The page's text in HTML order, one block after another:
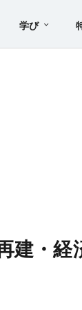
学び
建・